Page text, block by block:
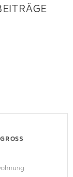
G